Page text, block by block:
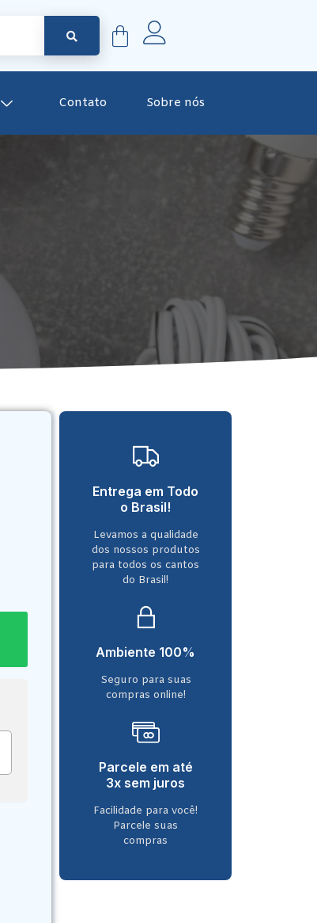
Contato Sobre nós
Entrega em Todo
o Brasil!
Levamos a qualidade
dos nossos produtos
para todos os cantos
do Brasil!
Ambiente 100%
Seguro para suas
compras online!
Parcele em até
3x sem juros
Facilidade para você!
Parcele suas
compras